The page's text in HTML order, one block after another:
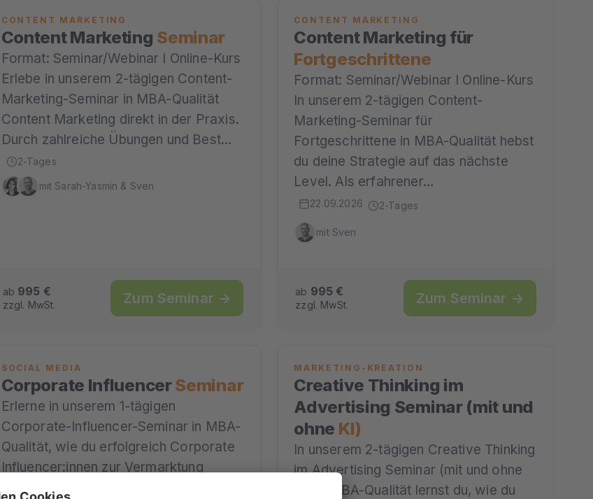
CONTENT MARKETING
Content Marketing Seminar
Format: Seminar/Webinar I Online-Kurs
Erlebe in unserem 2-tägigen Content-
Marketing-Seminar in MBA-Qualität
Content Marketing direkt in der Praxis.
Durch zahlreiche Übungen und Best…
2-Tages
mit Sarah-Yasmin & Sven
ab 995 €
zzgl. MwSt. Zum Seminar →
CONTENT MARKETING
Content Marketing für
Fortgeschrittene
Format: Seminar/Webinar I Online-Kurs
In unserem 2-tägigen Content-
Marketing-Seminar für
Fortgeschrittene in MBA-Qualität hebst
du deine Strategie auf das nächste
Level. Als erfahrener…
22.09.2026 2-Tages
mit Sven
ab 995 €
zzgl. MwSt. Zum Seminar →
SOCIAL MEDIA
Corporate InfluencerSeminar
Erlerne in unserem 1-tägigen
Corporate-Influencer-Seminar in MBA-
Qualität, wie du erfolgreich Corporate
Influencer:innen zur Vermarktung
deiner Produkte oder für das Online
MARKETING-KREATION
Creative Thinking im
Advertising Seminar (mit und
ohne KI)
In unserem 2-tägigen Creative Thinking
im Advertising Seminar (mit und ohne
KI) in MBA-Qualität lernst du, wie du